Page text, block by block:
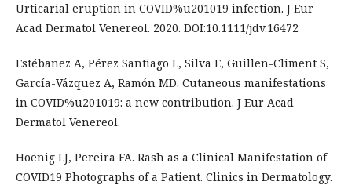
Urticarial eruption in COVID%u201019 infection. J Eur
Acad Dermatol Venereol. 2020. DOI:10.1111/jdv.16472
Estébanez A, Pérez Santiago L, Silva E, Guillen-Climent S,
García-Vázquez A, Ramón MD. Cutaneous manifestations
in COVID%u201019: a new contribution. J Eur Acad
Dermatol Venereol.
Hoenig LJ, Pereira FA. Rash as a Clinical Manifestation of
COVID19 Photographs of a Patient. Clinics in Dermatology.